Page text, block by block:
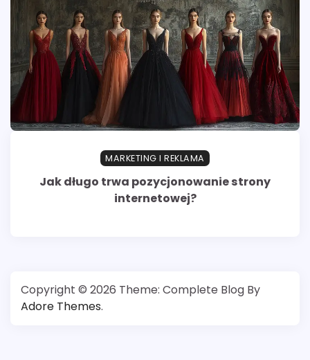
MARKETING I REKLAMA
Jak długo trwa pozycjonowanie strony
internetowej?
Copyright © 2026 Theme: Complete Blog By
Adore Themes.